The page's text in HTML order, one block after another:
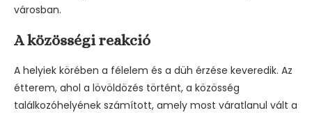
városban.
A közösségi reakció
A helyiek körében a félelem és a düh érzése keveredik. Az
étterem, ahol a lövöldözés történt, a közösség
találkozóhelyének számított, amely most váratlanul vált a